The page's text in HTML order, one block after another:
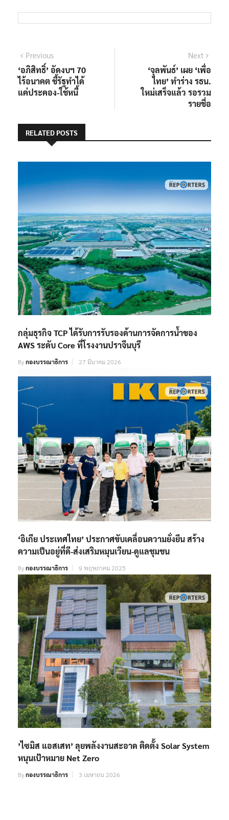
แนะแนว
เรื่อง
PreviousPrevious
post:
‘อภิสิทธิ์’ อัดงบฯ 70
ไร้อนาคต ชี้รัฐทำได้
แค่ประคอง-ใช้หนี้
Next
‘จุลพันธ์’ เผย ‘เพื่อ
ไทย’ ทำร่าง รธน.
ใหม่เสร็จแล้ว รอรวม
รายชื่อ
RELATED POSTS
กลุ่มธุรกิจ TCP ได้รับการรับรองด้านการจัดการน้ำของ
AWS ระดับ Core ที่โรงงานปราจีนบุรี
Byกองบรรณาธิการ 27 มีนาคม 2026
‘อิเกีย ประเทศไทย’ ประกาศขับเคลื่อนความยั่งยืน สร้าง
ความเป็นอยู่ที่ดี-ส่งเสริมหมุนเวียน-ดูแลชุมชน
Byกองบรรณาธิการ 9 พฤษภาคม 2025
’ไซมิส แอสเสท’ ลุยพลังงานสะอาด ติดตั้ง Solar System
หนุนเป้าหมาย Net Zero
Byกองบรรณาธิการ 3 เมษายน 2026